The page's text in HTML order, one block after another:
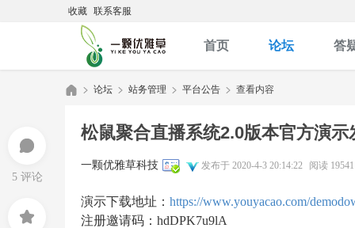
收藏 联系客服
首页 论坛 答
论坛
›
站务管理
›
平台公告 查看内容
5 评论
松鼠聚合直播系统2.0版本官方演
一颗优雅草科技 发布于 2020-4-3 20:14:22 阅读 19541
演示下载地址： https://www.youyacao.com/
注册邀请码：hdDPK7u9lA